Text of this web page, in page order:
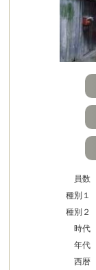
員数
種別１
種別２
時代
年代
西暦